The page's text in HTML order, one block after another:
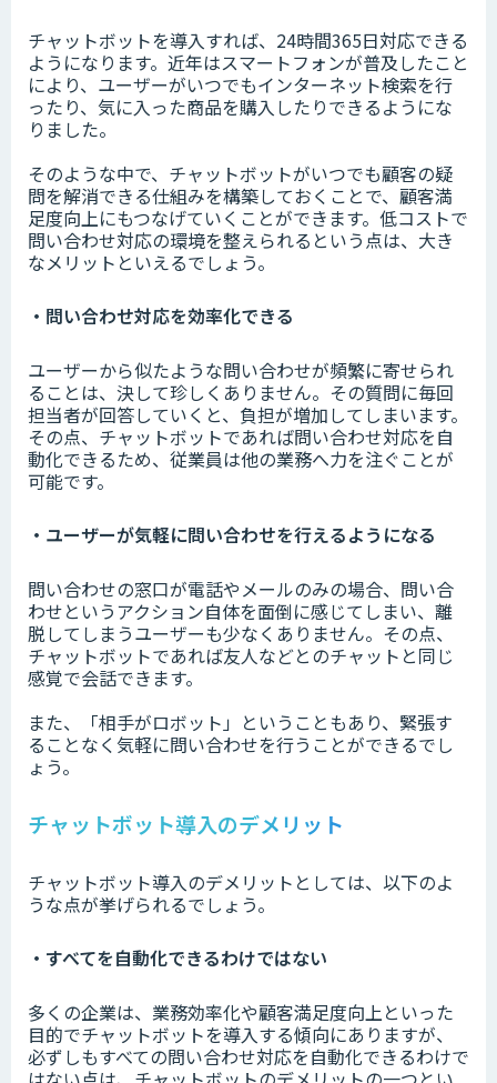
チャットボットを導入すれば、24時間365日対応できる
ようになります。近年はスマートフォンが普及したこと
により、ユーザーがいつでもインターネット検索を行
ったり、気に入った商品を購入したりできるようにな
りました。
そのような中で、チャットボットがいつでも顧客の疑
問を解消できる仕組みを構築しておくことで、顧客満
足度向上にもつなげていくことができます。低コストで
問い合わせ対応の環境を整えられるという点は、大き
なメリットといえるでしょう。
・問い合わせ対応を効率化できる
ユーザーから似たような問い合わせが頻繁に寄せられ
ることは、決して珍しくありません。その質問に毎回
担当者が回答していくと、負担が増加してしまいます。
その点、チャットボットであれば問い合わせ対応を自
動化できるため、従業員は他の業務へ力を注ぐことが
可能です。
・ユーザーが気軽に問い合わせを行えるようになる
問い合わせの窓口が電話やメールのみの場合、問い合
わせというアクション自体を面倒に感じてしまい、離
脱してしまうユーザーも少なくありません。その点、
チャットボットであれば友人などとのチャットと同じ
感覚で会話できます。
また、「相手がロボット」ということもあり、緊張す
ることなく気軽に問い合わせを行うことができるでし
ょう。
チャットボット導入のデメリット
チャットボット導入のデメリットとしては、以下のよ
うな点が挙げられるでしょう。
・すべてを自動化できるわけではない
多くの企業は、業務効率化や顧客満足度向上といった
目的でチャットボットを導入する傾向にありますが、
必ずしもすべての問い合わせ対応を自動化できるわけで